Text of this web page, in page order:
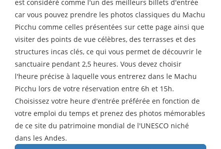
est considéré comme l'un des meilleurs billets d'entrée
car vous pouvez prendre les photos classiques du Machu
Picchu comme celles présentées sur cette page ainsi que
visiter des points de vue célèbres, des terrasses et des
structures incas clés, ce qui vous permet de découvrir le
sanctuaire pendant 2,5 heures. Vous devez choisir
l'heure précise à laquelle vous entrerez dans le Machu
Picchu lors de votre réservation entre 6h et 15h.
Choisissez votre heure d'entrée préférée en fonction de
votre emploi du temps et prenez des photos mémorables
de ce site du patrimoine mondial de l'UNESCO niché
dans les Andes.